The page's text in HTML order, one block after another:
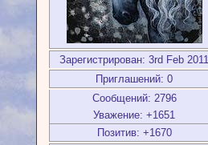
Зарегистрирован: 3rd Feb 2011
Приглашений: 0
Сообщений: 2796
Уважение: +1651
Позитив: +1670